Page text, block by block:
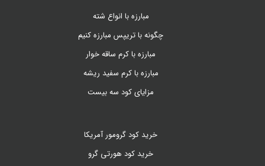
مبارزه با انواع شته
چگونه با تریپس مبارزه کنیم
مبارزه با کرم ساقه خوار
مبارزه با کرم سفید ریشه
مزایای کود سه بیست
خرید کود گرومور آمریکا
خرید کود هورتی گرو